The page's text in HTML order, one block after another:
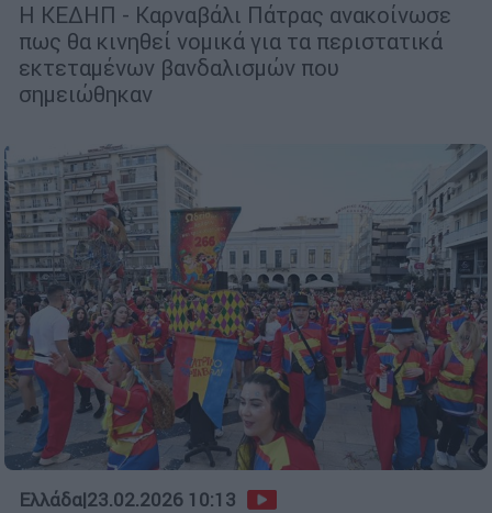
Η ΚΕΔΗΠ - Καρναβάλι Πάτρας ανακοίνωσε
πως θα κινηθεί νομικά για τα περιστατικά
εκτεταμένων βανδαλισμών που
σημειώθηκαν
Ελλάδα|23.02.2026 10:13